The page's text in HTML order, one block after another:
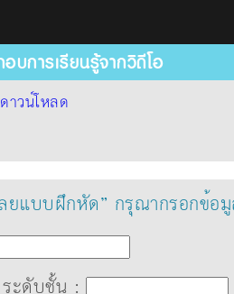
อบการเรียนรู้จากวิดีโอ
ดาวน์โหลด
ยแบบฝึกหัด” กรุณากรอกข้อ